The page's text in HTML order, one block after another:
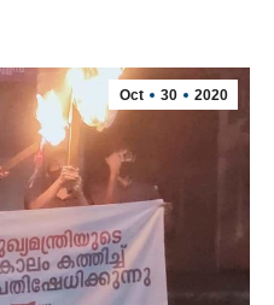
Oct 30 2020